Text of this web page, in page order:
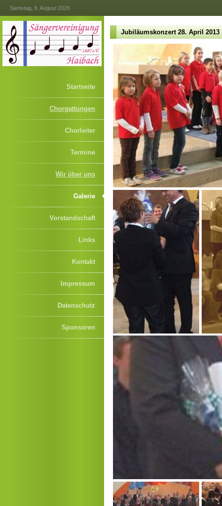
Samstag, 8. August 2026
Startseite
Chorgattungen
Chorleiter
Termine
Wir über uns
Galerie
Vorstandschaft
Links
Kontakt
Impressum
Datenschutz
Sponsoren
Jubiläumskonzert 28. April 2013